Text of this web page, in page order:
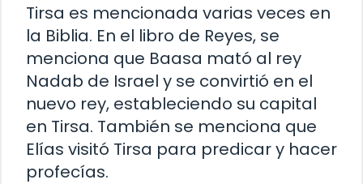
Tirsa es mencionada varias veces en
la Biblia. En el libro de Reyes, se
menciona que Baasa mató al rey
Nadab de Israel y se convirtió en el
nuevo rey, estableciendo su capital
en Tirsa. También se menciona que
Elías visitó Tirsa para predicar y hacer
profecías.